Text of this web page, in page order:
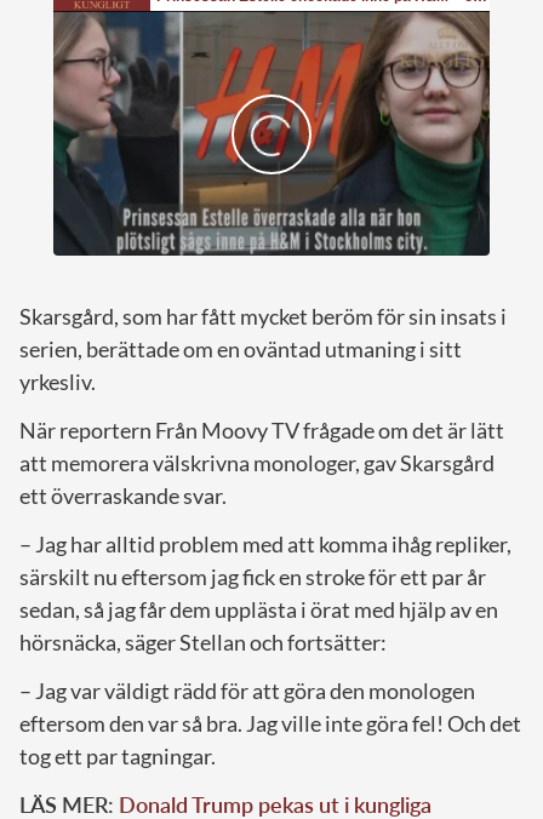
Skarsgård, som har fått mycket beröm för sin insats i
serien, berättade om en oväntad utmaning i sitt
yrkesliv.
När reportern Från Moovy TV frågade om det är lätt
att memorera välskrivna monologer, gav Skarsgård
ett överraskande svar.
– Jag har alltid problem med att komma ihåg repliker,
särskilt nu eftersom jag fick en stroke för ett par år
sedan, så jag får dem upplästa i örat med hjälp av en
hörsnäcka, säger Stellan och fortsätter:
– Jag var väldigt rädd för att göra den monologen
eftersom den var så bra. Jag ville inte göra fel! Och det
tog ett par tagningar.
LÄS MER: Donald Trump pekas ut i kungliga